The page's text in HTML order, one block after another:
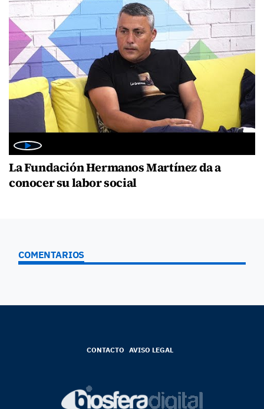
La Fundación Hermanos Martínez da a
conocer su labor social
COMENTARIOS
CONTACTO AVISO LEGAL